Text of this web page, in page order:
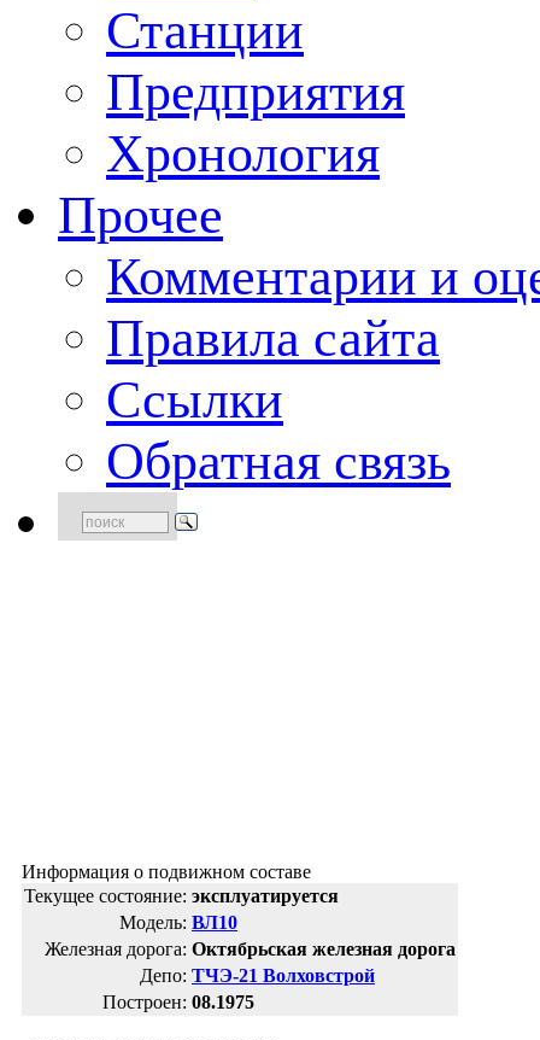
Станции
Предприятия
Хронология
Прочее
Комментарии и
Правила сайта
Ссылки
Обратная связь
Информация о подвижном составе
Текущее состояние: эксплуатируется
Модель: ВЛ10
Железная дорога: Октябрьская железная дорога
Депо: ТЧЭ-21 Волховстрой
Построен: 08.1975